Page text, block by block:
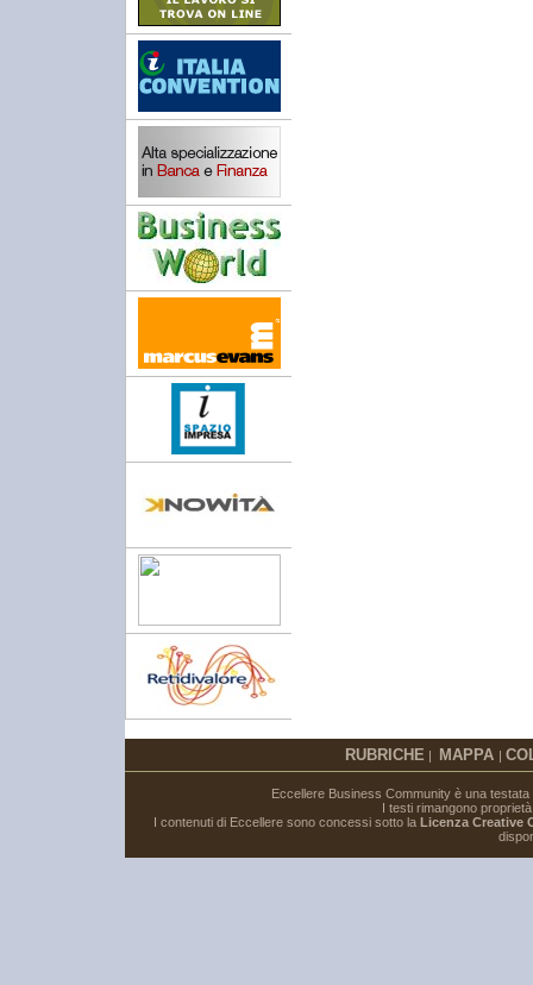
RUBRICHE | MAPPA |
Eccellere Business Community è una
I testi rimangono
I contenuti di Eccellere sono concessi sotto la Licenza Creative